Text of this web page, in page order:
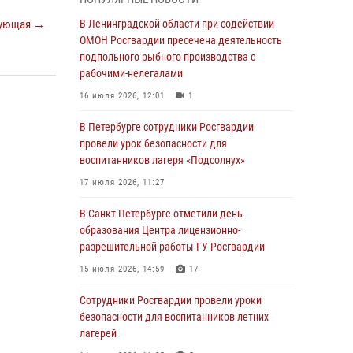
→
В Красносельском районе наряд Росгвардии
задержал правонарушителя, угрожавшего 17-
летнему подростку травматическим оружием
06 августа 2026, 13:39
оперативно задержали хулигана,
стрелявшего из пускового устройства рядом
с жилыми домами
06 августа 2026, 11:36
Сотрудники и военнослужащие Росгвардии
обеспечили правопорядок при проведении
матча "Зенит" - "Балтика"
06 августа 2026, 07:30 10
В Выборгском районе наряд Росгвардии
обнаружил разыскиваемый преступный
автотранспорт
В Ленинградской области при содействии
ОМОН Росгвардии пресечена деятельность
подпольного рыбного производства с
рабочими-нелегалами
16 июля 2026, 12:01 1
В Петербурге сотрудники Росгвардии
провели урок безопасности для
воспитанников лагеря «Подсолнух»
17 июля 2026, 11:27
В Санкт-Петербурге отметили день
образования Центра лицензионно-
разрешительной работы ГУ Росгвардии
15 июля 2026, 14:59 17
Сотрудники Росгвардии провели уроки
безопасности для воспитанников летних
лагерей